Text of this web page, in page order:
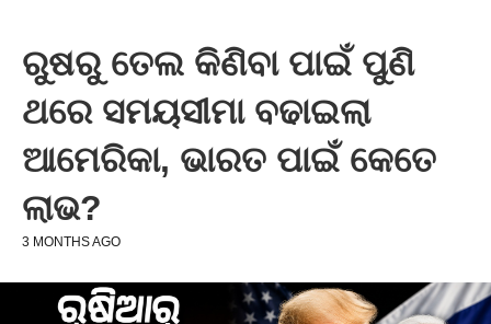
ରୁଷରୁ ତେଲ କିଣିବା ପାଇଁ ପୁଣି
ଥରେ ସମୟସୀମା ବଢାଇଲା
ଆମେରିକା, ଭାରତ ପାଇଁ କେତେ
ଲାଭ?
3 MONTHS AGO